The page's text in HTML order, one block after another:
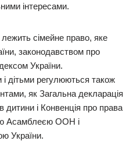
інтересами.
сімейне право, яке
законодавством про
України.
дітьми регулюються також
як Загальна декларація
і Конвенція про права
Асамблеєю ООН і
України.